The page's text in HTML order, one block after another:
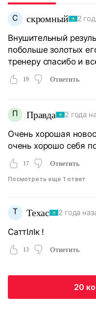
С скромный 2
Внушительный
побольше золотых
тренеру спасибо и
19 Ответить
П Правда 2 года
Очень хорошая
очень хорошо себя
17 Ответить
Посмотреть еще 1 ответ
Т Техас 2 года
СаттIлIк !
13 Ответить
20